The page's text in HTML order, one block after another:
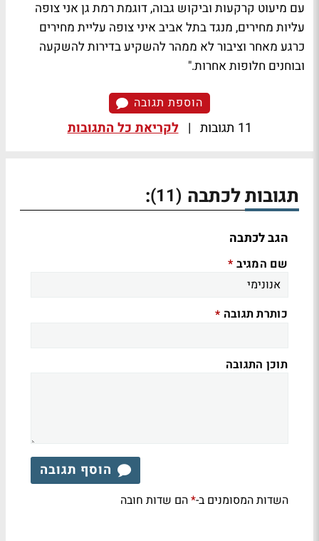
עם מיעוט קרקעות וביקוש גבוה, דוגמת רמת גן אני צופה
עליות מחירים, מנגד בתל אביב איני צופה עליית מחירים
כרגע מאחר וציבור לא ממהר להשקיע בדירות להשקעה
ובוחנים חלופות אחרות."
הוספת תגובה
11 תגובות | לקריאת כל התגובות
תגובות לכתבה (11)
:
הגב לכתבה
שם המגיב *
כותרת תגובה *
תוכן התגובה
הוסף תגובה
השדות המסומנים ב-*הם שדות חובה